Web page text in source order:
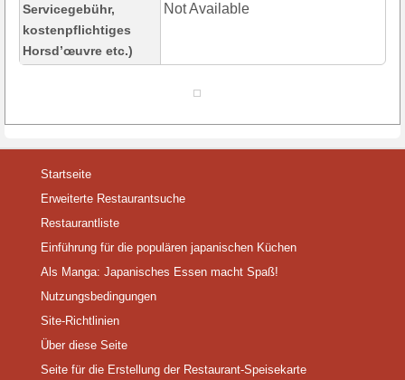
Servicegebühr,
kostenpflichtiges
Horsd’œuvre etc.)
Not Available
Startseite
Erweiterte Restaurantsuche
Restaurantliste
Einführung für die populären japanischen Küchen
Als Manga: Japanisches Essen macht Spaß!
Nutzungsbedingungen
Site-Richtlinien
Über diese Seite
Seite für die Erstellung der Restaurant-Speisekarte